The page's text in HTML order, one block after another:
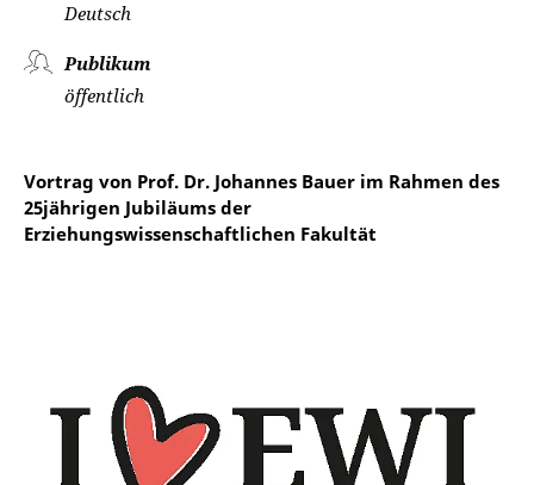
Deutsch
Publikum
öffentlich
Vortrag von Prof. Dr. Johannes Bauer im Rahmen des
25jährigen Jubiläums der
Erziehungswissenschaftlichen Fakultät